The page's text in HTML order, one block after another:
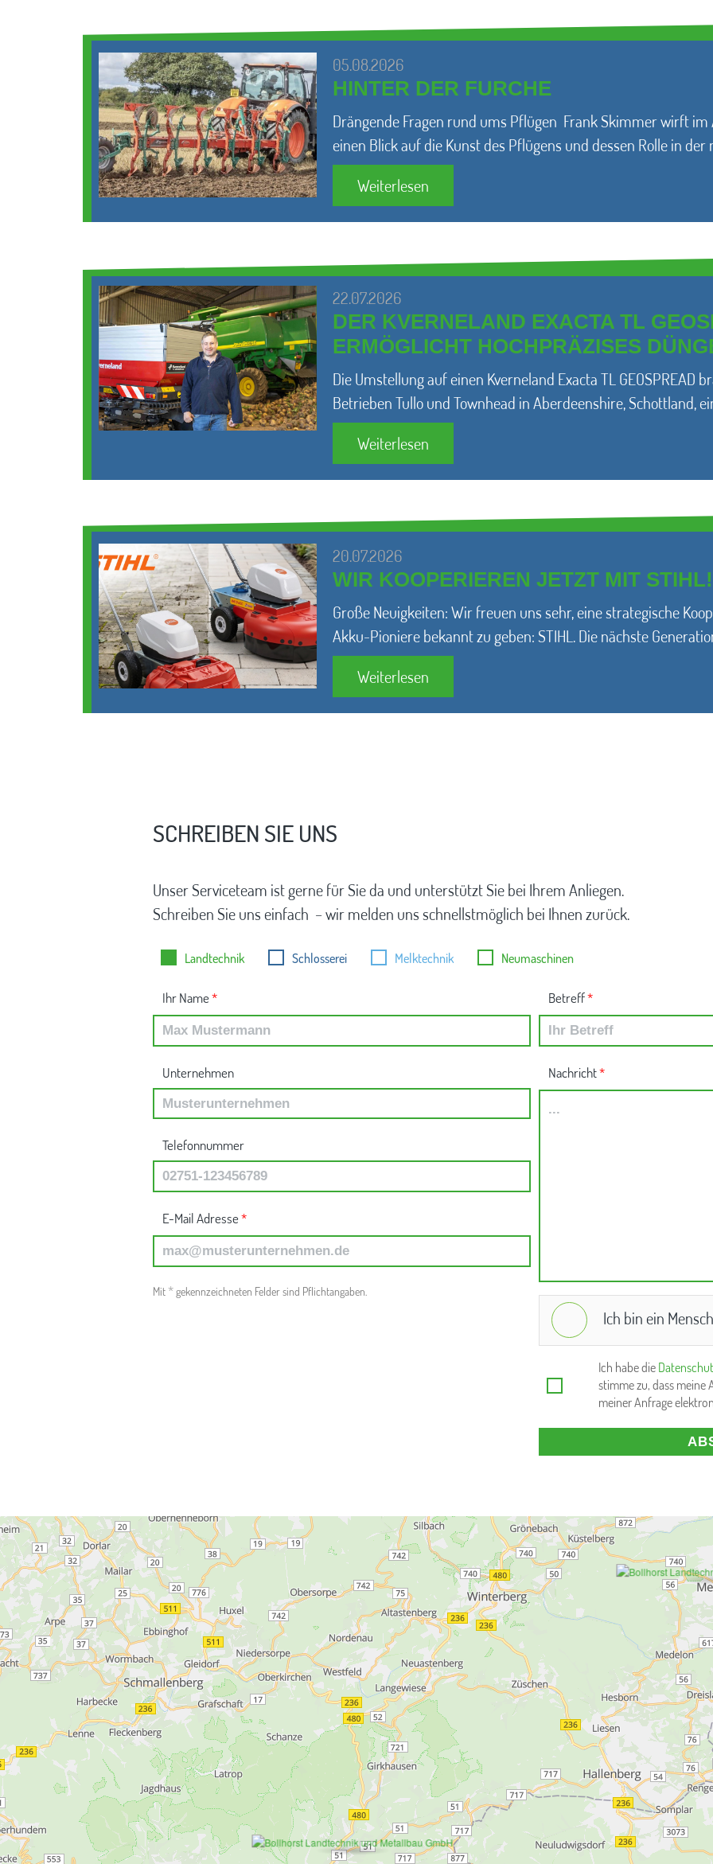
05.08.2026
HINTER DER FURCHE
Drängende Fragen rund ums Pflügen Frank Skimmer wirft im
einen Blick auf die Kunst des Pflügens und dessen Rolle in
Weiterlesen
22.07.2026
DER KVERNELAND EXACTA TL
ERMÖGLICHT HOCHPRÄZISES
Die Umstellung auf einen Kverneland Exacta TL GEOSPREAD
Betrieben Tullo und Townhead in Aberdeenshire, Schottland,
Weiterlesen
20.07.2026
WIR KOOPERIEREN JETZT MIT STIHL!
Große Neuigkeiten: Wir freuen uns sehr, eine strategische
Akku-Pioniere bekannt zu geben: STIHL. Die nächste
Weiterlesen
SCHREIBEN SIE UNS
Unser Serviceteam ist gerne für Sie da und unterstützt Sie bei Ihrem Anliegen.
Schreiben Sie uns einfach – wir melden uns schnellstmöglich bei Ihnen zurück.
Landtechnik Schlosserei Melktechnik Neumaschinen
Ihr Name*
Unternehmen
Telefonnummer
E-Mail Adresse*
Mit *gekennzeichneten Felder sind Pflichtangaben.
Betreff*
Nachricht*
Ich bin ein Mensch
Ich habe die
stimme zu, dass
meiner Anfrage